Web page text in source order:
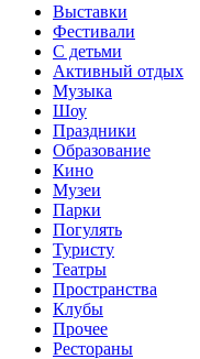
Выставки
Фестивали
С детьми
Активный отдых
Музыка
Шоу
Праздники
Образование
Кино
Музеи
Парки
Погулять
Туристу
Театры
Пространства
Клубы
Прочее
Рестораны